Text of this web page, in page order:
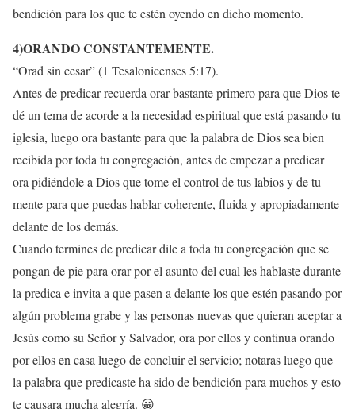
bendición para los que te estén oyendo en dicho momento.
4)ORANDO CONSTANTEMENTE.
“Orad sin cesar” (1 Tesalonicenses 5:17).
Antes de predicar recuerda orar bastante primero para que Dios te
dé un tema de acorde a la necesidad espiritual que está pasando tu
iglesia, luego ora bastante para que la palabra de Dios sea bien
recibida por toda tu congregación, antes de empezar a predicar
ora pidiéndole a Dios que tome el control de tus labios y de tu
mente para que puedas hablar coherente, fluida y apropiadamente
delante de los demás.
Cuando termines de predicar dile a toda tu congregación que se
pongan de pie para orar por el asunto del cual les hablaste durante
la predica e invita a que pasen a delante los que estén pasando por
algún problema grabe y las personas nuevas que quieran aceptar a
Jesús como su Señor y Salvador, ora por ellos y continua orando
por ellos en casa luego de concluir el servicio; notaras luego que
la palabra que predicaste ha sido de bendición para muchos y esto
te causara mucha alegría. 😀